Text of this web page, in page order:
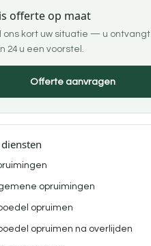
offerte op maat
ons kort uw situatie — u ontvangt
24 u een voorstel.
Offerte aanvragen
opruimingen
opruimen
opruimen na overlijden